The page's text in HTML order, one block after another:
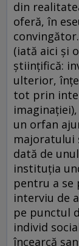
din
oferă, în
(iată aici și
științifică:
ulterior,
tot prin
un orfan
majoratului
dată de
instituția
pentru a se
interviu de
pe punctul
individ
încearcă